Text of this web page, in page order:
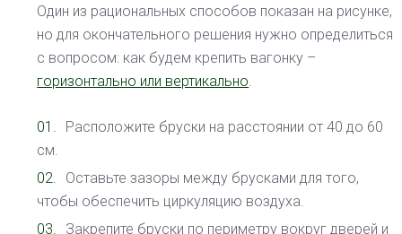
Один из рациональных способов показан на рисунке,
но для окончательного решения нужно определиться
с вопросом: как будем крепить вагонку –
горизонтально или вертикально.
Расположите бруски на расстоянии от 40 до 60
см.
Оставьте зазоры между брусками для того,
чтобы обеспечить циркуляцию воздуха.
Закрепите бруски по периметру вокруг дверей и